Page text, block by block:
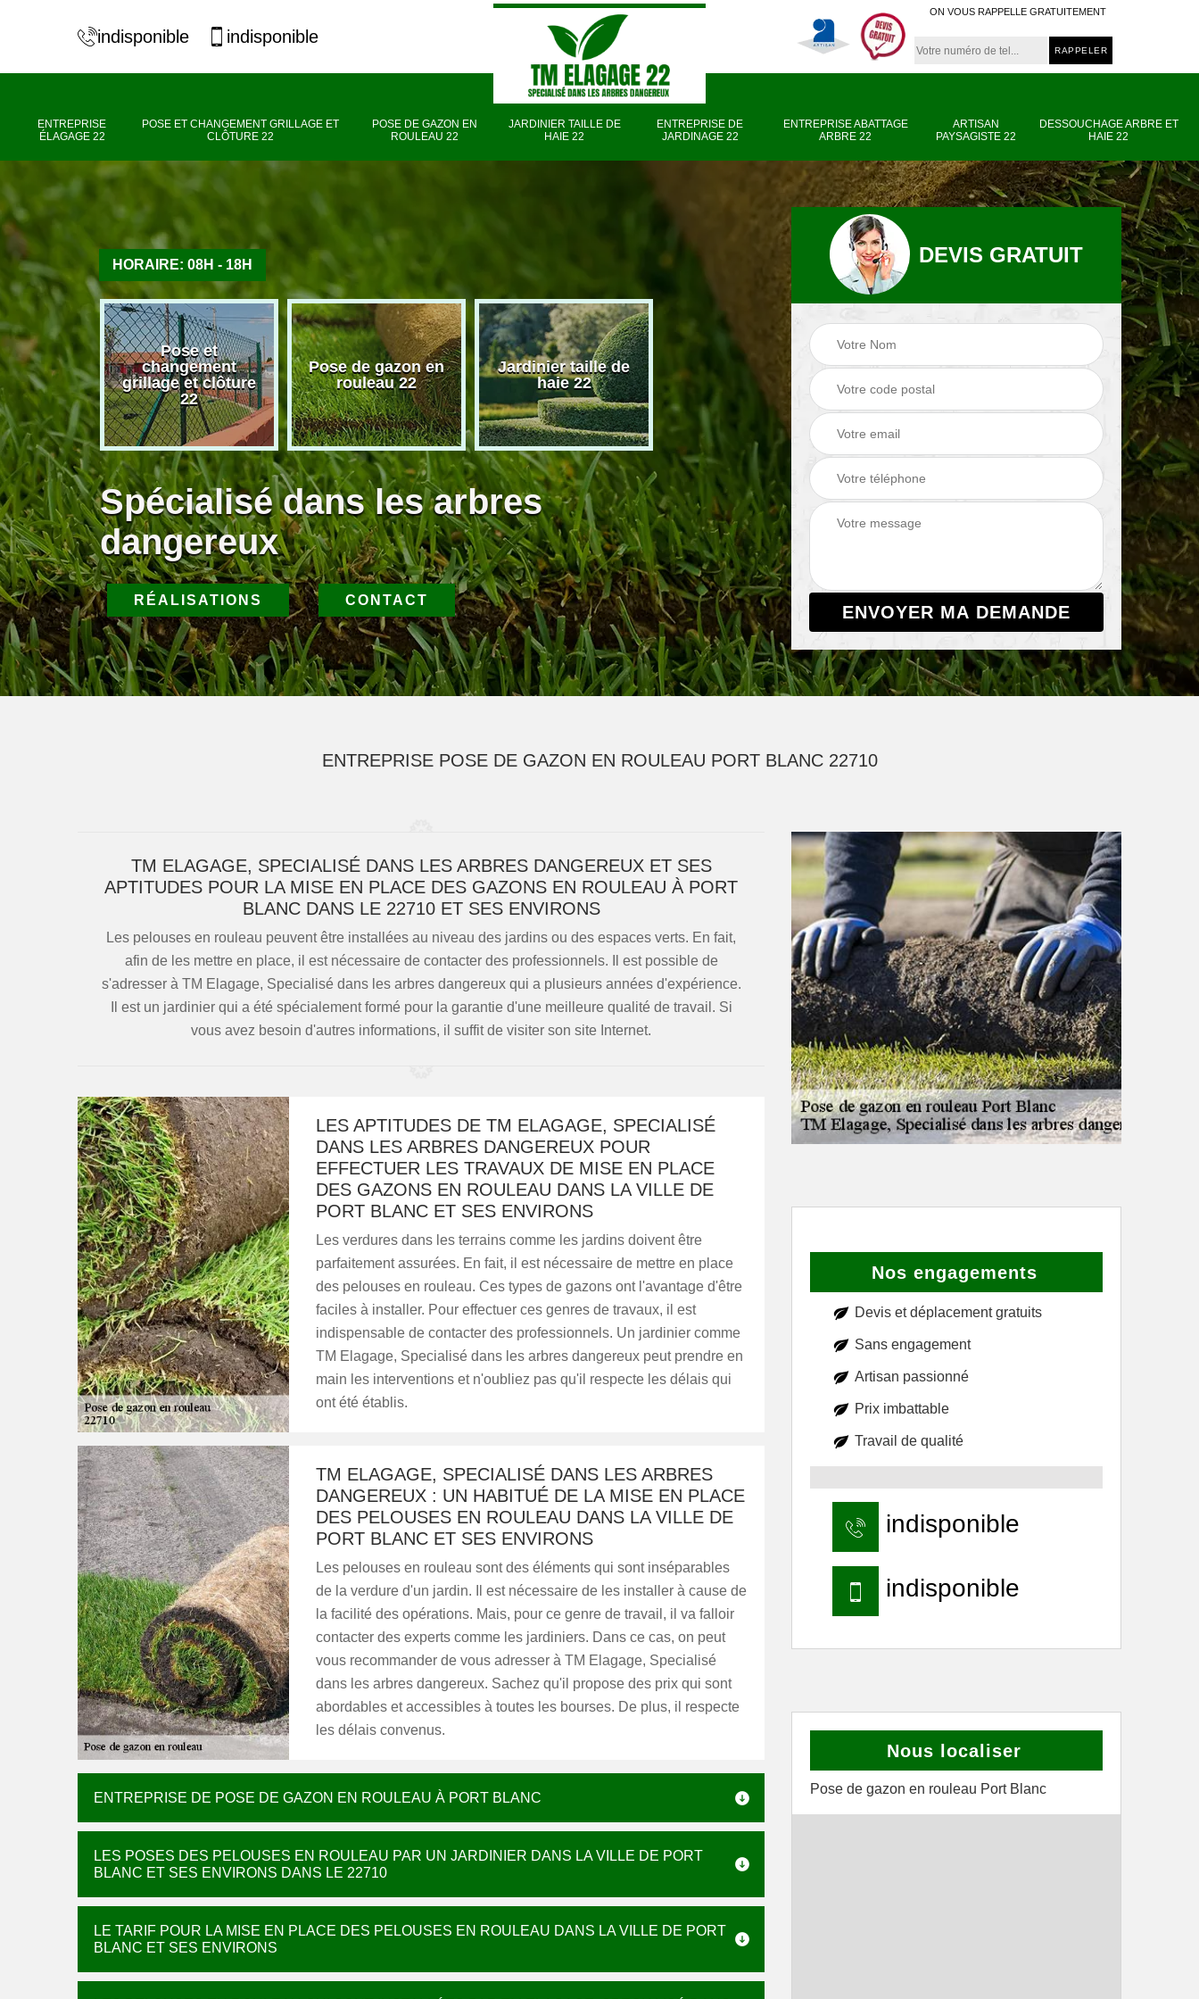
indisponible indisponible
ON VOUS RAPPELLE GRATUITEMENT
ENTREPRISE
ÉLAGAGE 22
POSE ET CHANGEMENT GRILLAGE ET
CLÔTURE 22
POSE DE GAZON EN
ROULEAU 22
JARDINIER TAILLE DE
HAIE 22
ENTREPRISE DE
JARDINAGE 22
ENTREPRISE ABATTAGE
ARBRE 22
ARTISAN
PAYSAGISTE 22
DESSOUCHAGE ARBRE ET
HAIE 22
HORAIRE: 08H - 18H
élagage
Pose et
changement
grillage et clôture
22
Pose de gazon en
rouleau 22
Jardinier taille de
haie 22
Entreprise de
jardinage 22
Entreprise abattage
arbre 22
Artisan paysagiste
22
Spécialisé dans les arbres
dangereux
RÉALISATIONS CONTACT
DEVIS GRATUIT
ENTREPRISE POSE DE GAZON EN ROULEAU PORT BLANC 22710
TM ELAGAGE, SPECIALISÉ DANS LES ARBRES DANGEREUX ET SES
APTITUDES POUR LA MISE EN PLACE DES GAZONS EN ROULEAU À PORT
BLANC DANS LE 22710 ET SES ENVIRONS
Les pelouses en rouleau peuvent être installées au niveau des jardins ou des espaces verts. En fait,
afin de les mettre en place, il est nécessaire de contacter des professionnels. Il est possible de
s'adresser à TM Elagage, Specialisé dans les arbres dangereux qui a plusieurs années d'expérience.
Il est un jardinier qui a été spécialement formé pour la garantie d'une meilleure qualité de travail. Si
vous avez besoin d'autres informations, il suffit de visiter son site Internet.
LES APTITUDES DE TM ELAGAGE, SPECIALISÉ
DANS LES ARBRES DANGEREUX POUR
EFFECTUER LES TRAVAUX DE MISE EN PLACE
DES GAZONS EN ROULEAU DANS LA VILLE DE
PORT BLANC ET SES ENVIRONS
Les verdures dans les terrains comme les jardins doivent être
parfaitement assurées. En fait, il est nécessaire de mettre en place
des pelouses en rouleau. Ces types de gazons ont l'avantage d'être
faciles à installer. Pour effectuer ces genres de travaux, il est
indispensable de contacter des professionnels. Un jardinier comme
TM Elagage, Specialisé dans les arbres dangereux peut prendre en
main les interventions et n'oubliez pas qu'il respecte les délais qui
ont été établis.
TM ELAGAGE, SPECIALISÉ DANS LES ARBRES
DANGEREUX : UN HABITUÉ DE LA MISE EN PLACE
DES PELOUSES EN ROULEAU DANS LA VILLE DE
PORT BLANC ET SES ENVIRONS
Les pelouses en rouleau sont des éléments qui sont inséparables
de la verdure d'un jardin. Il est nécessaire de les installer à cause de
la facilité des opérations. Mais, pour ce genre de travail, il va falloir
contacter des experts comme les jardiniers. Dans ce cas, on peut
vous recommander de vous adresser à TM Elagage, Specialisé
dans les arbres dangereux. Sachez qu'il propose des prix qui sont
abordables et accessibles à toutes les bourses. De plus, il respecte
les délais convenus.
ENTREPRISE DE POSE DE GAZON EN ROULEAU À PORT BLANC
LES POSES DES PELOUSES EN ROULEAU PAR UN JARDINIER DANS LA VILLE DE PORT
BLANC ET SES ENVIRONS DANS LE 22710
LE TARIF POUR LA MISE EN PLACE DES PELOUSES EN ROULEAU DANS LA VILLE DE PORT
BLANC ET SES ENVIRONS
Nos engagements
Devis et déplacement gratuits
Sans engagement
Artisan passionné
Prix imbattable
Travail de qualité
indisponible
indisponible
Nous localiser
Pose de gazon en rouleau Port Blanc